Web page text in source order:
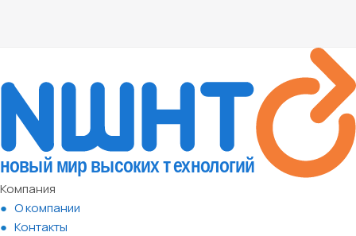
Компания
О компании
Контакты